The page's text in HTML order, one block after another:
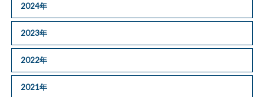
2024年
2023年
2022年
2021年